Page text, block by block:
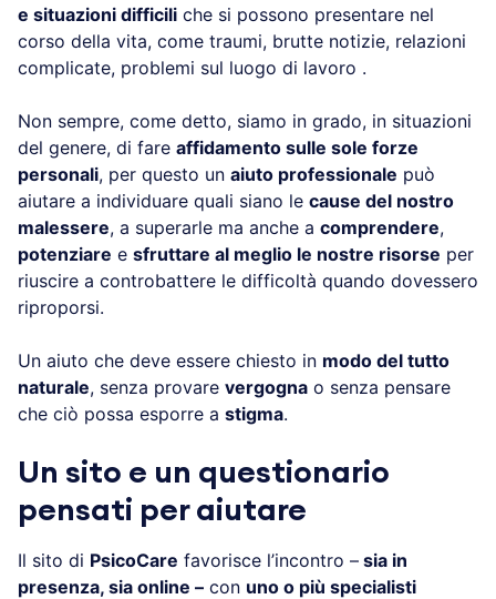
e situazioni difficili che si possono presentare nel
corso della vita, come traumi, brutte notizie, relazioni
complicate, problemi sul luogo di lavoro .
Non sempre, come detto, siamo in grado, in situazioni
del genere, di fare affidamento sulle sole forze
personali, per questo un aiuto professionale può
aiutare a individuare quali siano le cause del nostro
malessere, a superarle ma anche a comprendere,
potenziare e sfruttare al meglio le nostre risorse per
riuscire a controbattere le difficoltà quando dovessero
riproporsi.
Un aiuto che deve essere chiesto in modo del tutto
naturale, senza provare vergogna o senza pensare
che ciò possa esporre a stigma.
Un sito e un questionario
pensati per aiutare
Il sito di PsicoCare favorisce l’incontro – sia in
presenza, sia online – con uno o più specialisti